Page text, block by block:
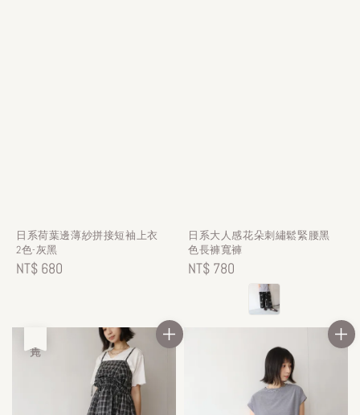
日系荷葉邊薄紗拼接短袖上衣
2色-灰黑
Regular
NT$ 680
日系大人感花朵刺繡鬆緊腰黑
色長褲寬褲
Regular
NT$ 780